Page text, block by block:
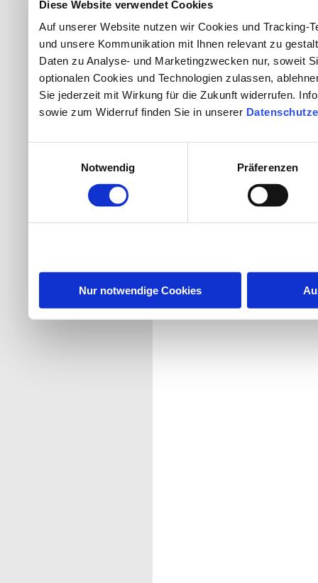
Diese Website verwendet Cookies
Auf unserer Website nutzen wir Cookies und Tracking-
und unsere Kommunikation mit Ihnen relevant zu
Daten zu Analyse- und Marketingzwecken nur, soweit
optionalen Cookies und Technologien zulassen,
Sie jederzeit mit Wirkung für die Zukunft widerrufen.
sowie zum Widerruf finden Sie in unserer
Notwendig
Präferenzen
Nur notwendige Cookies